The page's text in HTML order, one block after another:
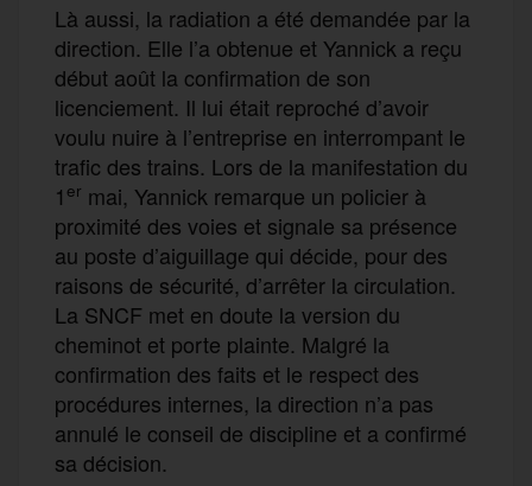
Là aussi, la radiation a été demandée par la
direction. Elle l’a obtenue et Yannick a reçu
début août la confirmation de son
licenciement. Il lui était reproché d’avoir
voulu nuire à l’entreprise en interrompant le
trafic des trains. Lors de la manifestation du
1 er mai, Yannick remarque un policier à
proximité des voies et signale sa présence
au poste d’aiguillage qui décide, pour des
raisons de sécurité, d’arrêter la circulation.
La SNCF met en doute la version du
cheminot et porte plainte. Malgré la
confirmation des faits et le respect des
procédures internes, la direction n’a pas
annulé le conseil de discipline et a confirmé
sa décision.